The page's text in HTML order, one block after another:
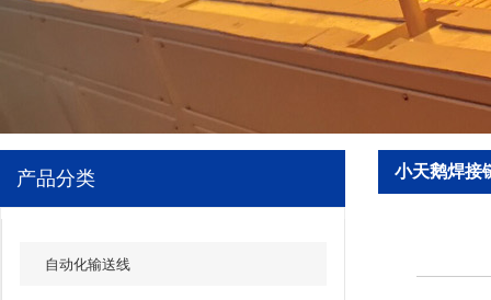
产品分类
自动化输送线
小天鹅焊接